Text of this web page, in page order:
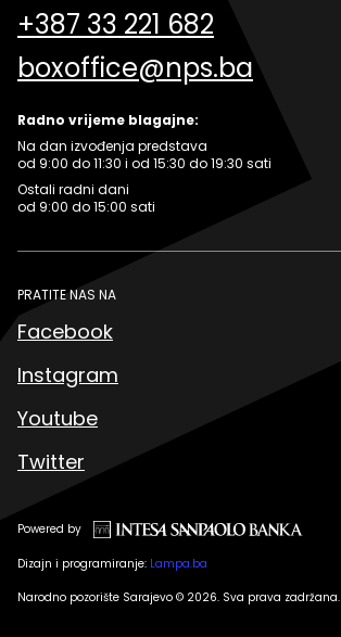
+387 33 221 682
boxoffice@nps.ba
Radno vrijeme blagajne:
Na dan izvođenja predstava
od 9:00 do 11:30 i od 15:30 do 19:30 sati
Ostali radni dani
od 9:00 do 15:00 sati
PRATITE NAS NA
Facebook
Instagram
Youtube
Twitter
Powered by
Dizajn i programiranje: Lampa.ba
Narodno pozorište Sarajevo © 2026. Sva prava zadržana.